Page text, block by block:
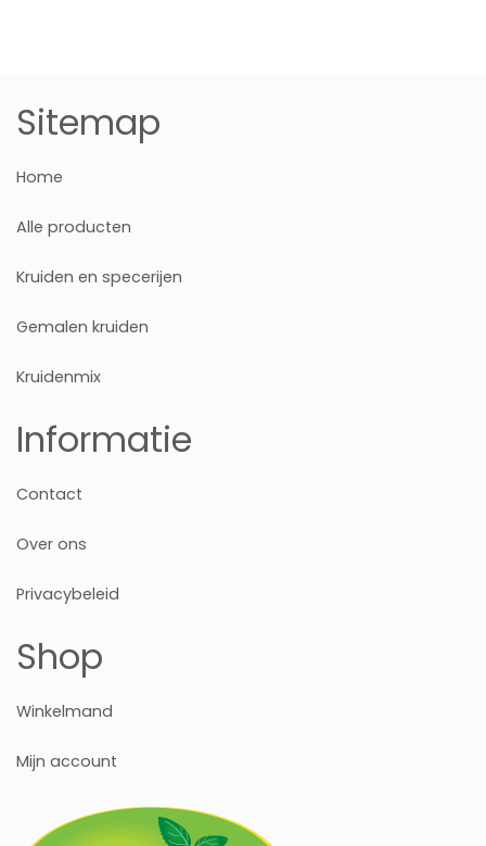
Sitemap
Home
Alle producten
Kruiden en specerijen
Gemalen kruiden
Kruidenmix
Informatie
Contact
Over ons
Privacybeleid
Shop
Winkelmand
Mijn account